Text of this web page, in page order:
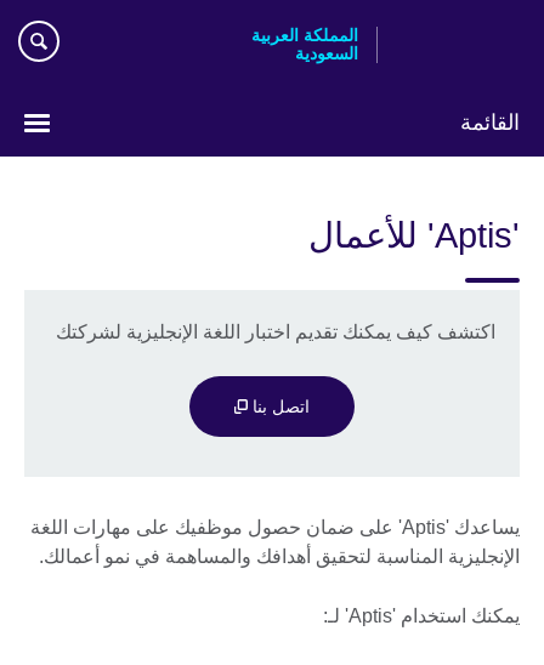
المملكة العربية
السعودية
القائمة
'Aptis' للأعمال
اكتشف كيف يمكنك تقديم اختبار اللغة الإنجليزية لشركتك
اتصل بنا
يساعدك 'Aptis' على ضمان حصول موظفيك على مهارات اللغة
الإنجليزية المناسبة لتحقيق أهدافك والمساهمة في نمو أعمالك.
يمكنك استخدام 'Aptis' لـ: